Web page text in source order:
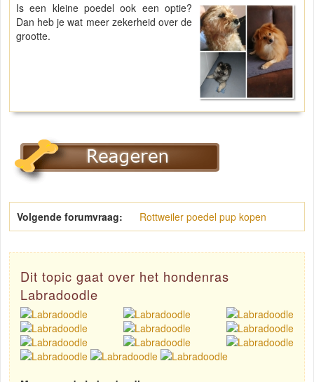
Is een kleine poedel ook een optie?
Dan heb je wat meer zekerheid over de
grootte.
Volgende forumvraag: Rottweiler poedel pup kopen
Dit topic gaat over het hondenras
Labradoodle